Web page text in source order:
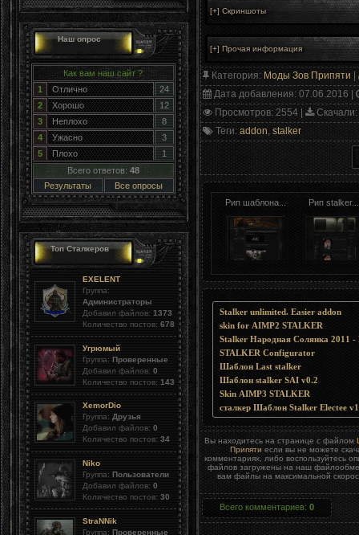
Наш опрос
Как вам наш сайт ?
1
Отлично
24
2
Хорошо
12
3
Неплохо
8
4
Ужасно
3
5
Плохо
1
Всего ответов: 48
Результаты
Все опросы
Топ Сталкеров
EXELENT
Группа:
Администраторы
Добавил файлов: 1373
Количество постов: 678
Угрюмый
Группа: Проверенные
Добавил файлов: 0
Количество постов: 143
XemorDio
Группа: Друзья
Добавил файлов: 0
Количество постов: 34
Niko
Группа: Пользователи
Добавил файлов: 0
Количество постов: 30
StraNNik
Группа: Проверенные
Категория: Моды Зов Припяти |
Дата добавления: 07.06.2016 |
Просмотров: 2554 | Скачали
Теги: addon stalker
Рип шаблона... Рип stalker...
Stalker unlimited. Easier addon
skin for AIMP2 STALKER
Stalker Народная Солянка 2011 -
STALKER Configurator
Шаблон Last stalker
Шаблон stalker SAI v0.2
Skin AIMP3 STALKER
сталкер Шаблон Stalker Electee
Вы находитесь на странице с файлом
Припяти если вы не можете
комментариях, либо воспользуйтесь
файлов загружены на наш
вам файлы на максимальной
Всего комментариев: 0